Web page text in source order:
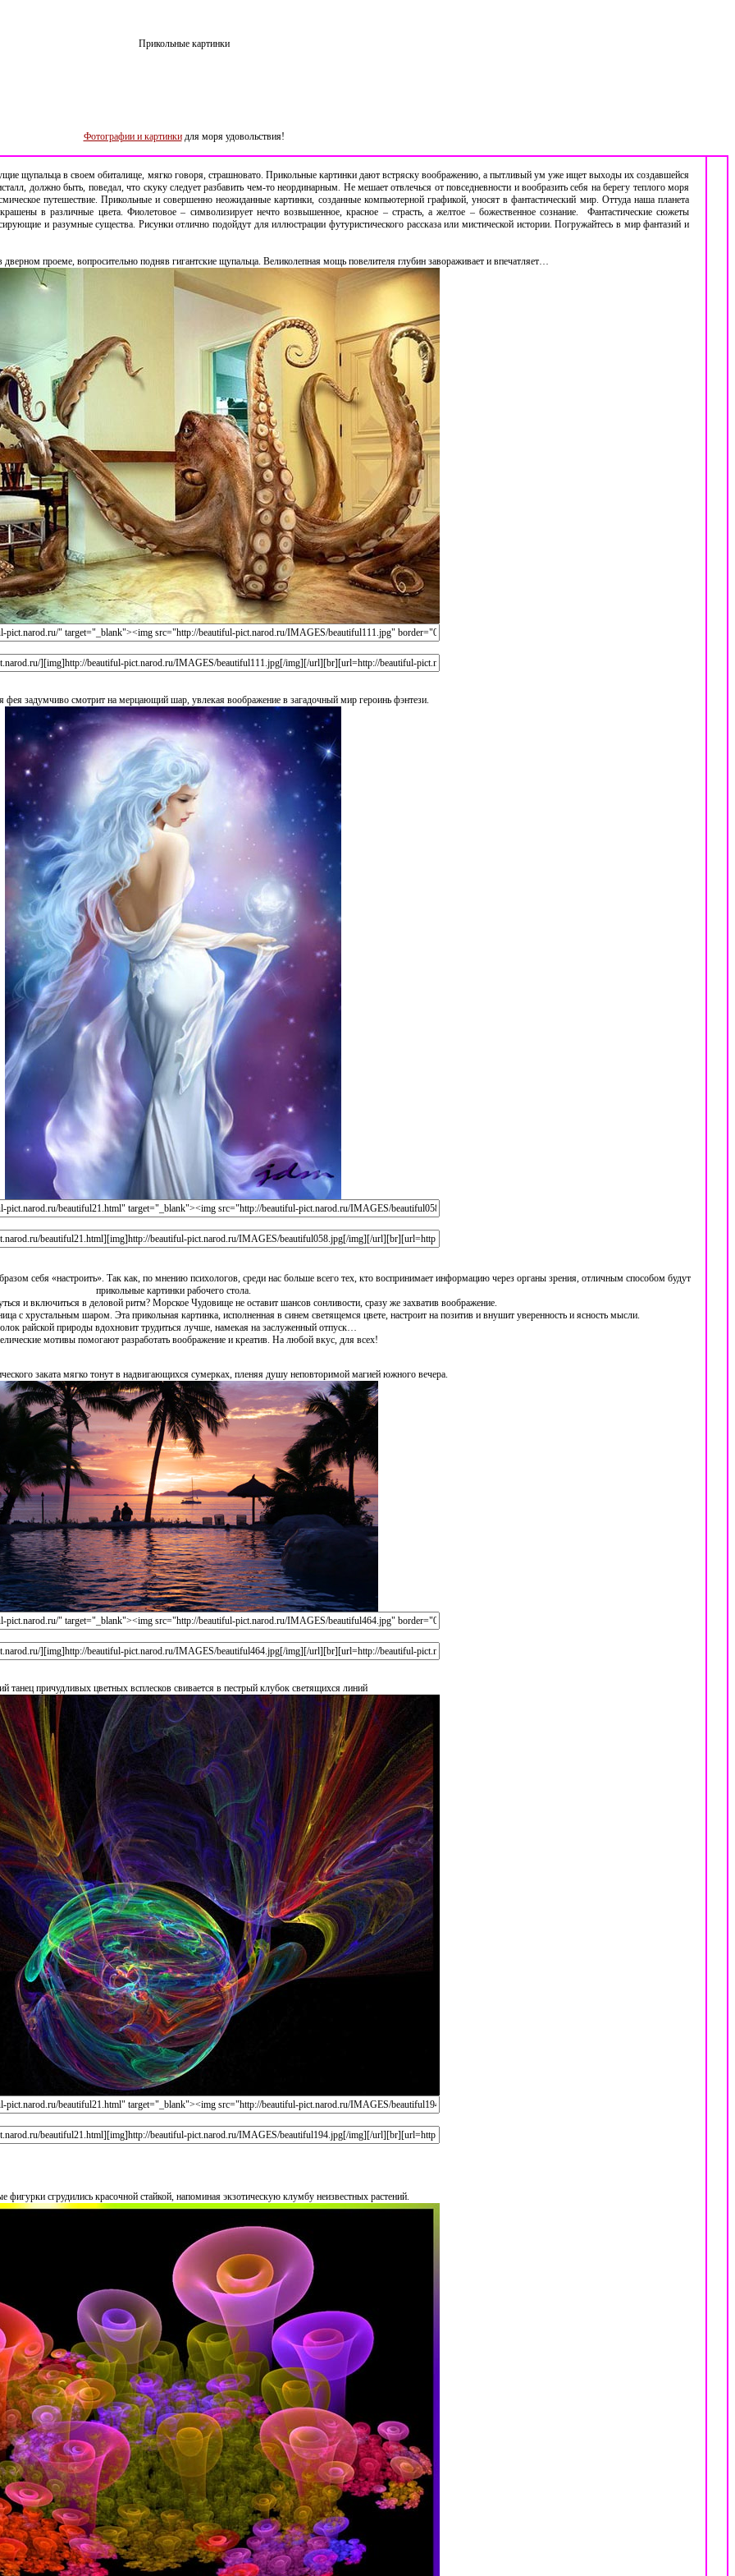
Прикольные картинки
Фотографии и картинкидля моря удовольствия!
щупальца в своем обиталище, мягко говоря, страшновато. Прикольные картинки дают встряску воображению, а пытливый ум уже ищет выходы их создавшейся
должно быть, поведал, что скуку следует разбавить чем-то неординарным. Не мешает отвлечься от повседневности и вообразить себя на берегу теплого моря
путешествие. Прикольные и совершенно неожиданные картинки, созданные компьютерной графикой, уносят в фантастический мир. Оттуда наша планета
в различные цвета. Фиолетовое – символизирует нечто возвышенное, красное – страсть, а желтое – божественное сознание. Фантастические сюжеты
и разумные существа. Рисунки отлично подойдут для иллюстрации футуристического рассказа или мистической истории. Погружайтесь в мир фантазий и
проеме, вопросительно подняв гигантские щупальца. Великолепная мощь повелителя глубин завораживает и впечатляет…
фея задумчиво смотрит на мерцающий шар, увлекая воображение в загадочный мир героинь фэнтези.
себя «настроить». Так как, по мнению психологов, среди нас больше всего тех, кто воспринимает информацию через органы зрения, отличным способом будут
прикольные картинки рабочего стола.
и включиться в деловой ритм? Морское Чудовище не оставит шансов сонливости, сразу же захватив воображение.
с хрустальным шаром. Эта прикольная картинка, исполненная в синем светящемся цвете, настроит на позитив и внушит уверенность и ясность мысли.
райской природы вдохновит трудиться лучше, намекая на заслуженный отпуск…
мотивы помогают разработать воображение и креатив. На любой вкус, для всех!
заката мягко тонут в надвигающихся сумерках, пленяя душу неповторимой магией южного вечера.
танец причудливых цветных всплесков свивается в пестрый клубок светящихся линий
фигурки сгрудились красочной стайкой, напоминая экзотическую клумбу неизвестных растений.